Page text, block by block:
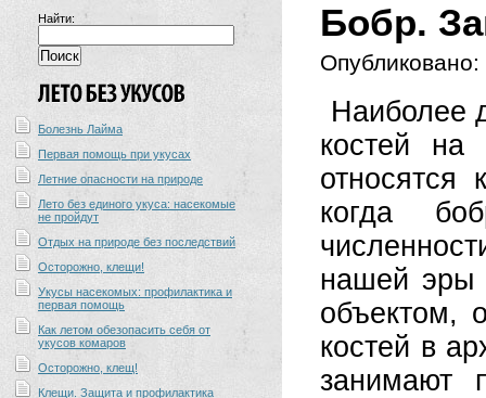
Найти:
Болезнь Лайма
Первая помощь при укусах
Летние опасности на природе
Лето без единого укуса: насекомые
не пройдут
Отдых на природе без последствий
Осторожно, клещи!
Укусы насекомых: профилактика и
первая помощь
Как летом обезопасить себя от
укусов комаров
Осторожно, клещ!
Клещи. Защита и профилактика
Бобр.
Опубликовано:
Наиболее
костей на
когда
нашей эры
объектом,
костей в
занимают